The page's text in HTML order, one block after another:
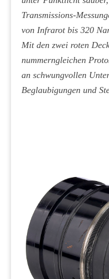
Transmissions-
von Infrarot bis 320
Mit den zwei roten
nummerngleichen
an schwungvollen
Beglaubigungen und